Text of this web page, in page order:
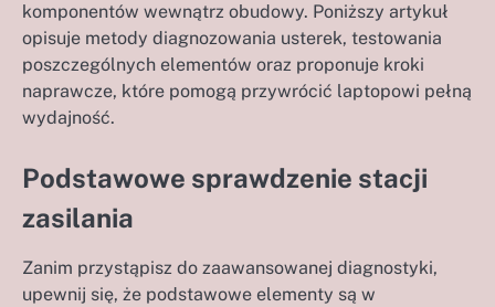
komponentów wewnątrz obudowy. Poniższy artykuł
opisuje metody diagnozowania usterek, testowania
poszczególnych elementów oraz proponuje kroki
naprawcze, które pomogą przywrócić laptopowi pełną
wydajność.
Podstawowe sprawdzenie stacji
zasilania
Zanim przystąpisz do zaawansowanej diagnostyki,
upewnij się, że podstawowe elementy są w